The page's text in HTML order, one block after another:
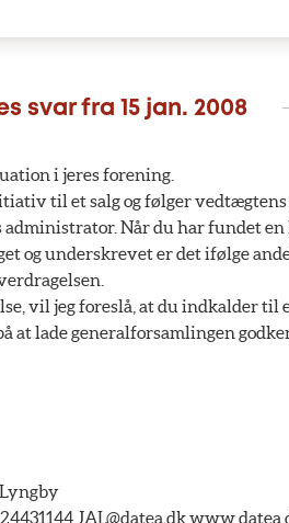
svar fra 15 jan. 2008
i jeres forening.
til et salg og følger
Når du har fundet en
og underskrevet er det ifølge
vil jeg foreslå, at du indkalder
at lade generalforsamlingen
Lyngby
JAL@datea.dk